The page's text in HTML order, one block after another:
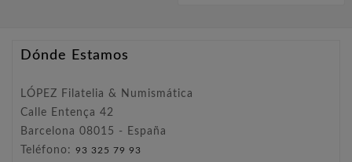
Dónde Estamos
LÓPEZ Filatelia & Numismática
Calle Entença 42
Barcelona 08015 - España
Teléfono: 93 325 79 93